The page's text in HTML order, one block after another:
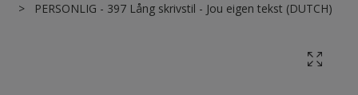
PERSONLIG - 397 Lång skrivstil - Jou eigen tekst (DUTCH)